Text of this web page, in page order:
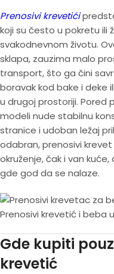
Prenosivi krevetići
koji su često u pokretu ili
svakodnevnom životu.
sklapa, zauzima malo
transport, što ga čini
boravak kod bake i deke
u drugoj prostoriji. Pored
modeli nude stabilnu
stranice i udoban ležaj
odabran, prenosivi
okruženje, čak i van
gde god da se nalaze.
Prenosivi krevetić i beba
Gde kupiti
krevetić